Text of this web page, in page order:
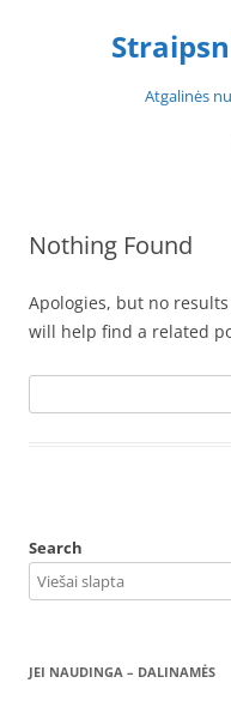
Atgalinės
Nothing Found
Apologies, but no
will help find a related
for:
Search
JEI NAUDINGA – DALINAMĖS